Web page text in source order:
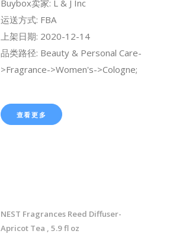
Buybox卖家: L & J Inc
运送方式: FBA
上架日期: 2020-12-14
品类路径: Beauty & Personal Care-
>Fragrance->Women's->Cologne;
查看更多
NEST Fragrances Reed Diffuser-
Apricot Tea , 5.9 fl oz